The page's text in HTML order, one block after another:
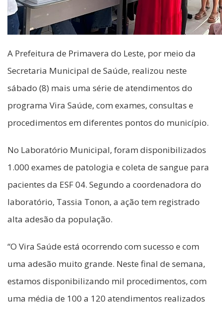
A Prefeitura de Primavera do Leste, por meio da
Secretaria Municipal de Saúde, realizou neste
sábado (8) mais uma série de atendimentos do
programa Vira Saúde, com exames, consultas e
procedimentos em diferentes pontos do município.
No Laboratório Municipal, foram disponibilizados
1.000 exames de patologia e coleta de sangue para
pacientes da ESF 04. Segundo a coordenadora do
laboratório, Tassia Tonon, a ação tem registrado
alta adesão da população.
“O Vira Saúde está ocorrendo com sucesso e com
uma adesão muito grande. Neste final de semana,
estamos disponibilizando mil procedimentos, com
uma média de 100 a 120 atendimentos realizados